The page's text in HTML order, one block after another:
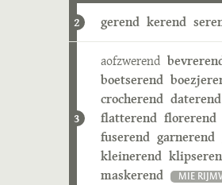
2 gerend kerend
3
aofzwerend
boetserend
crocherend daterend
flatterend florerend
fuserend garnerend
kleinerend
maskerend
MIE